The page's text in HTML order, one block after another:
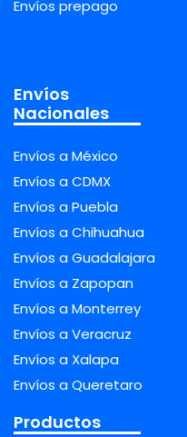
Envíos prepago
Envíos
Nacionales
Envíos a México
Envíos a CDMX
Envíos a Puebla
Envíos a Chihuahua
Envíos a Guadalajara
Envíos a Zapopan
Envíos a Monterrey
Envíos a Veracruz
Envíos a Xalapa
Envíos a Queretaro
Productos